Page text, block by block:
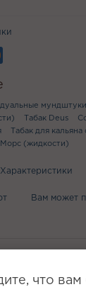
мундштуки
Табак Deus
Табак для
Морс (жидкости)
Характеристики
Вам может
что